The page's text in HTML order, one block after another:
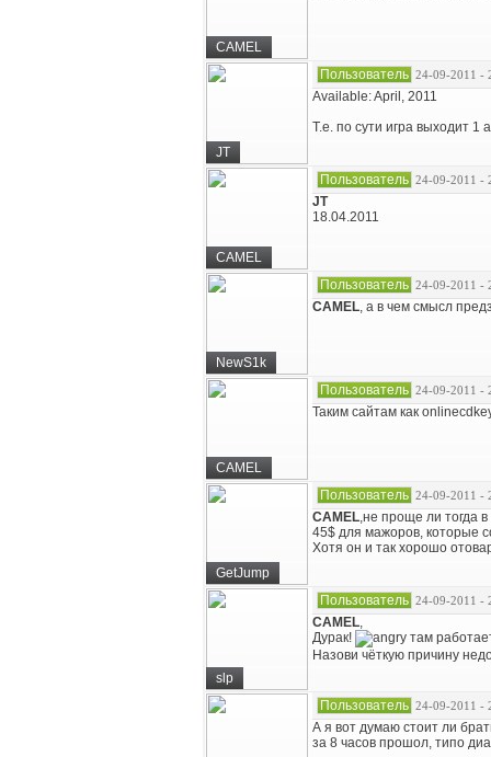
CAMEL
JT
Пользователь 24-09-2011 -
Available: April, 2011
Т.е. по сути игра выходит 1
CAMEL
Пользователь 24-09-2011 -
JT
18.04.2011
NewS1k
Пользователь 24-09-2011 -
CAMEL, а в чем смысл
CAMEL
Пользователь 24-09-2011 -
Таким сайтам как
GetJump
Пользователь 24-09-2011 -
CAMEL,не проще ли тогда
45$ для мажоров, которые
Хотя он и так хорошо
slp
Пользователь 24-09-2011 -
CAMEL,
Дурак!
там
Назови чёткую причину
Пользователь 24-09-2011 -
А я вот думаю стоит ли
за 8 часов прошол, типо